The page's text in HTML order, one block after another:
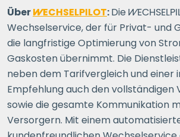
ÜberWECHSELPILOT:Die
Wechselservice, der für Privat- und
die langfristige Optimierung von
Gaskosten übernimmt. Die
neben dem Tarifvergleich und einer
Empfehlung auch den vollständigen
sowie die gesamte Kommunikation
Versorgern. Mit einem